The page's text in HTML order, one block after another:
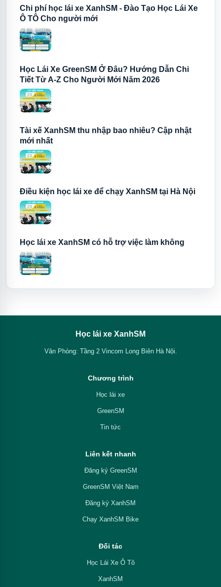
Chi phí học lái xe XanhSM - Đào Tạo Học Lái Xe
Ô TÔ Cho người mới
Học Lái Xe GreenSM Ở Đâu? Hướng Dẫn Chi
Tiết Từ A-Z Cho Người Mới Năm 2026
Tài xế XanhSM thu nhập bao nhiêu? Cập nhật
mới nhất
Điều kiện học lái xe để chạy XanhSM tại Hà Nội
Học lái xe XanhSM có hỗ trợ việc làm không
Học lái xe XanhSM
Văn Phòng: Tầng 2 Vincom Long Biên Hà Nội.
Chương trình
Học lái xe
GreenSM
Tin tức
Liên kết nhanh
Đăng ký GreenSM
GreenSM Việt Nam
Đăng ký XanhSM
Chạy XanhSM Bike
Đối tác
Học Lái Xe Ô Tô
XanhSM